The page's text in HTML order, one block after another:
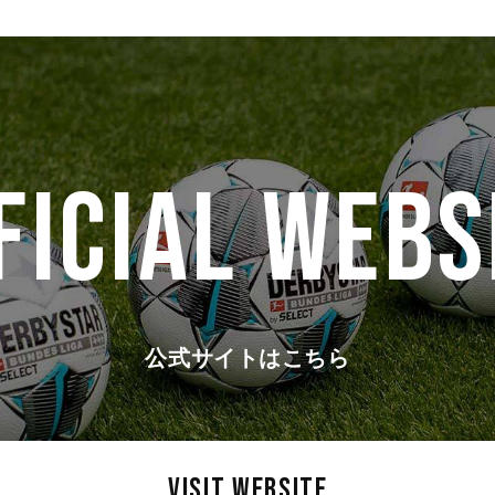
公式サイトはこちら